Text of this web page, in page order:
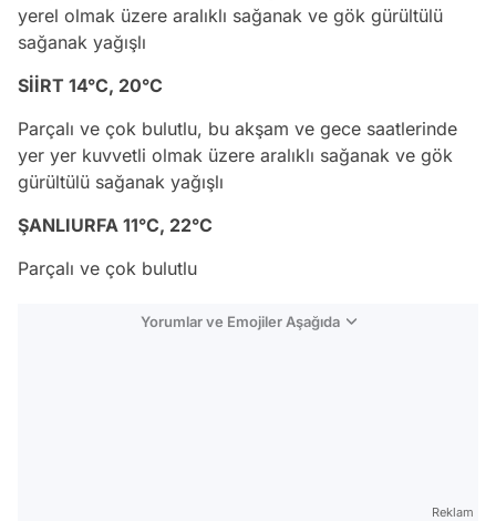
yerel olmak üzere aralıklı sağanak ve gök gürültülü
sağanak yağışlı
SİİRT 14°C, 20°C
Parçalı ve çok bulutlu, bu akşam ve gece saatlerinde
yer yer kuvvetli olmak üzere aralıklı sağanak ve gök
gürültülü sağanak yağışlı
ŞANLIURFA 11°C, 22°C
Parçalı ve çok bulutlu
Yorumlar ve Emojiler Aşağıda
Reklam